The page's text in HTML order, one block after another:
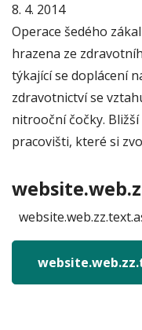
8. 4. 2014
Operace šedého
hrazena ze
týkající se doplácení
zdravotnictví se
nitrooční čočky.
pracovišti, které si